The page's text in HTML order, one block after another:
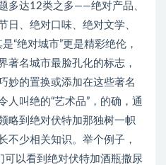
多达12类之多——绝对产品、
日、绝对口味、绝对文学、
“绝对城市”更是精彩绝伦，
著名城市最脸孔化的标志，
妙的置换或添加在这些著名
人叫绝的“艺术品”，的确，通
略到绝对伏特加那独树一帜
不少相关知识。举个例子，
可以看到绝对伏特加酒瓶撒尿